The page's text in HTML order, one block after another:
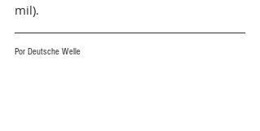
mil).
Por Deutsche Welle